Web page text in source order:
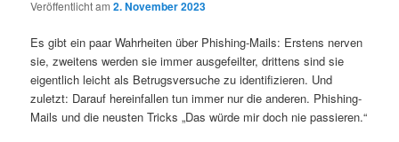
Veröffentlicht am2. November 2023
Es gibt ein paar Wahrheiten über Phishing-Mails: Erstens nerven
sie, zweitens werden sie immer ausgefeilter, drittens sind sie
eigentlich leicht als Betrugsversuche zu identifizieren. Und
zuletzt: Darauf hereinfallen tun immer nur die anderen. Phishing-
Mails und die neusten Tricks „Das würde mir doch nie passieren.“